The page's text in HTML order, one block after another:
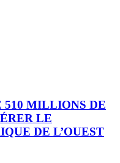
510 MILLIONS DE
LE
DE L’OUEST